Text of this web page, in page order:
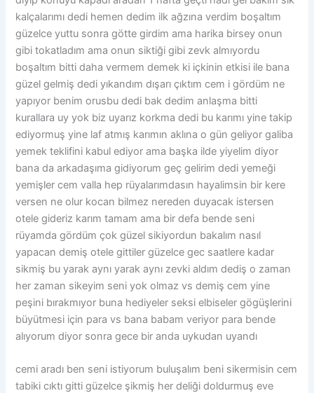
kalçalarımı dedi hemen dedim ilk ağzına verdim boşaltım
güzelce yuttu sonra götte girdim ama harika birsey onun
gibi tokatladım ama onun siktiği gibi zevk almıyordu
boşaltım bitti daha vermem demek ki içkinin etkisi ile bana
güzel gelmiş dedi yıkandım dışarı çıktım cem i gördüm ne
yapıyor benim orusbu dedi bak dedim anlaşma bitti
kurallara uy yok biz uyarız korkma dedi bu karımı yine takip
ediyormuş yine laf atmış karımın aklına o gün geliyor galiba
yemek teklifini kabul ediyor ama başka ilde yiyelim diyor
bana da arkadaşıma gidiyorum geç gelirim dedi yemeği
yemişler cem valla hep rüyalarımdasın hayalimsin bir kere
versen ne olur kocan bilmez nereden duyacak istersen
otele gideriz karım tamam ama bir defa bende seni
rüyamda gördüm çok güzel sikiyordun bakalım nasıl
yapacan demiş otele gittiler güzelce gec saatlere kadar
sikmiş bu yarak aynı yarak aynı zevki aldım dediş o zaman
her zaman sikeyim seni yok olmaz vs demiş cem yine
peşini bırakmıyor buna hediyeler seksi elbiseler gögüşlerini
büyütmesi için para vs bana babam veriyor para bende
alıyorum diyor sonra gece bir anda uykudan uyandı
cemi aradı ben seni istiyorum buluşalım beni sikermisin cem
tabiki cıktı gitti güzelce şikmiş her deliği doldurmuş eve